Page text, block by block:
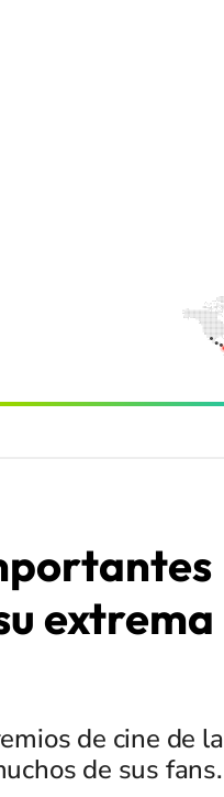
extrema
de cine de la
de sus fans.